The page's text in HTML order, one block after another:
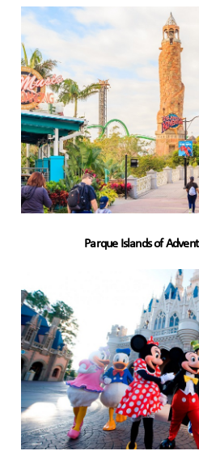
Parque Islands of